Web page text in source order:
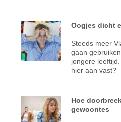
Oogjes dicht
Steeds meer
gaan
jongere
hier aan vast?
Hoe
gewoontes